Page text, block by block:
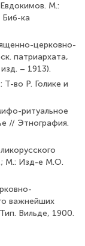
М.:
Биб-ка
церковно-
патриархата,
– 1913).
во Р. Голике и
ритуальное
// Этнография.
М.: Изд-е М.О.
важнейших
Вильде, 1900.